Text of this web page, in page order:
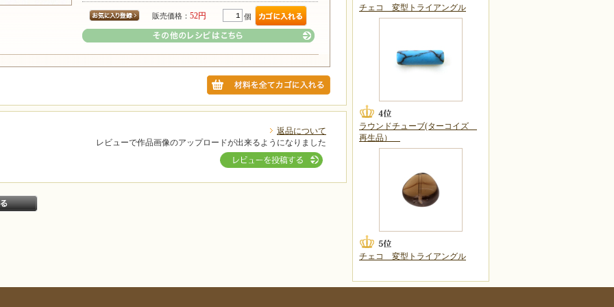
販売価格： 52円 個
返品について
レビューで作品画像のアップロードが出来るようになりました
チェコ 変型トライアングル
ラウンドチューブ(ターコイズ
再生品）
チェコ 変型トライアングル